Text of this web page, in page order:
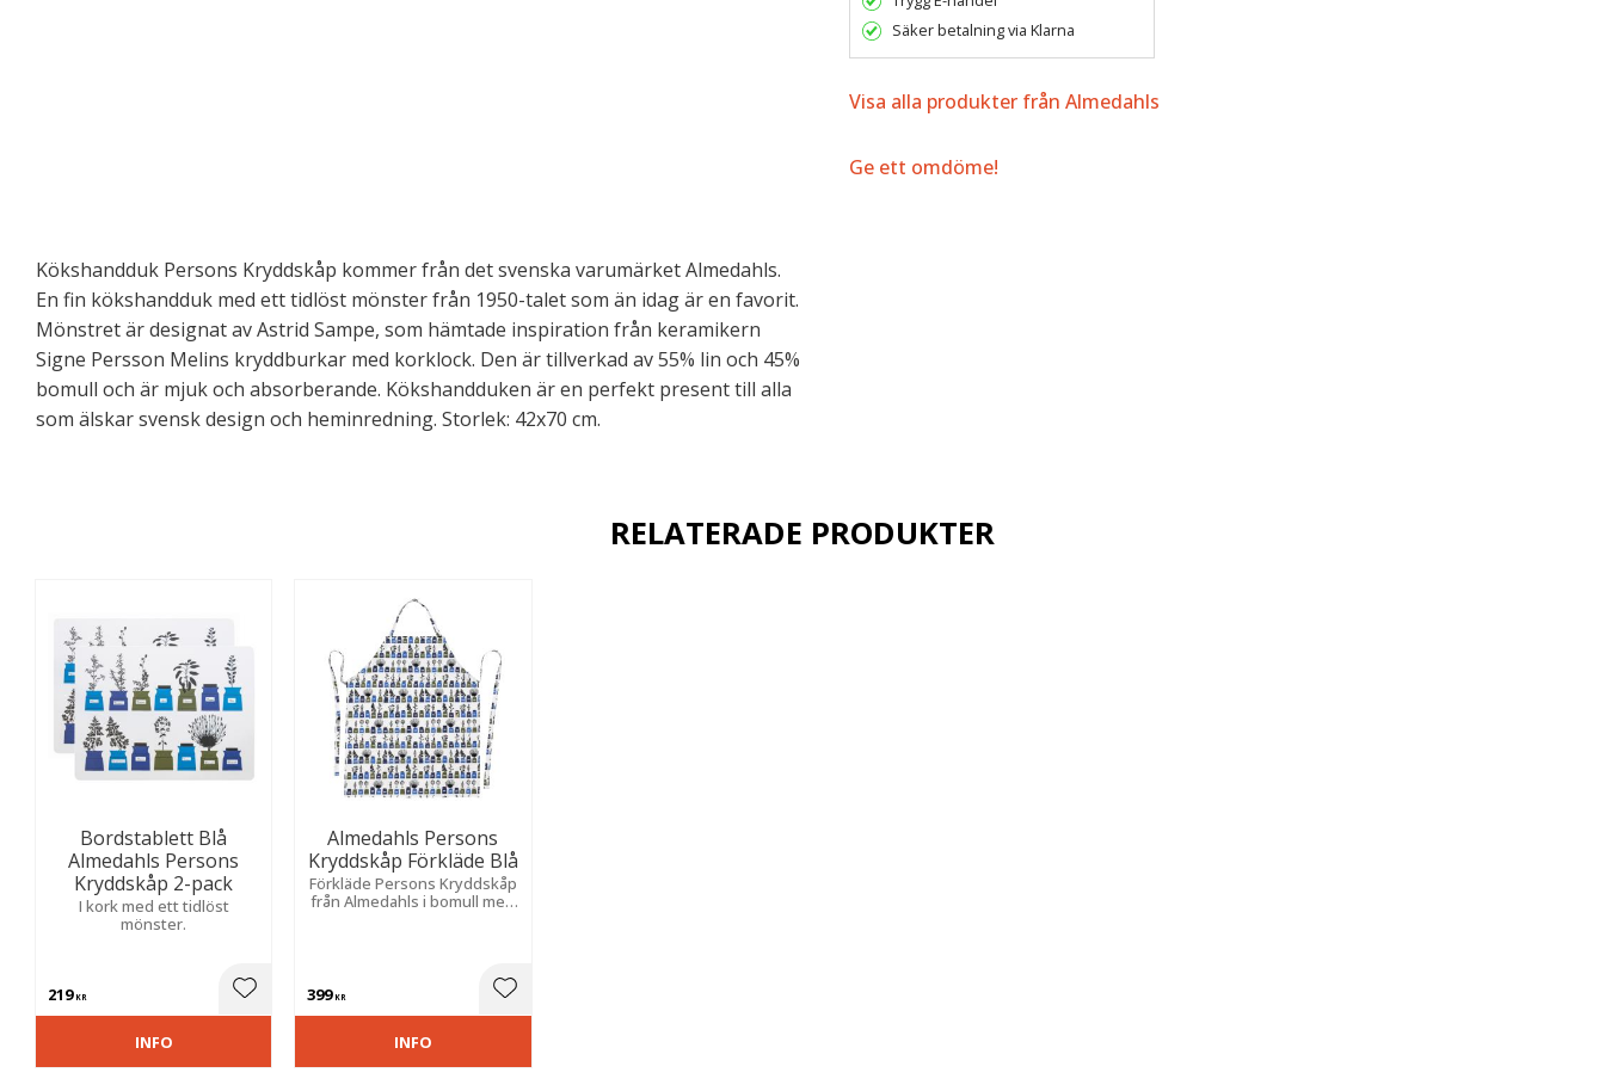
Säker betalning via Klarna
Visa alla produkter från Almedahls
Ge ett omdöme!
Kökshandduk Persons Kryddskåp kommer från det svenska varumärket Almedahls.
En fin kökshandduk med ett tidlöst mönster från 1950-talet som än idag är en favorit.
Mönstret är designat av Astrid Sampe, som hämtade inspiration från keramikern
Signe Persson Melins kryddburkar med korklock. Den är tillverkad av 55% lin och 45%
bomull och är mjuk och absorberande. Kökshandduken är en perfekt present till alla
som älskar svensk design och heminredning. Storlek: 42x70 cm.
RELATERADE PRODUKTER
Bordstablett Blå
Almedahls Persons
Kryddskåp 2-pack
I kork med ett tidlöst
mönster.
219KR Lägg till i favoriter
INFO
Almedahls Persons
Kryddskåp Förkläde Blå
Förkläde Persons Kryddskåp
från Almedahls i bomull med
399KR Lägg till i favoriter
INFO